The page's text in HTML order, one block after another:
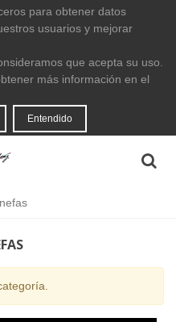
para obtener datos
usuarios y mejorar
que acepta su uso.
más información en el
Entendido